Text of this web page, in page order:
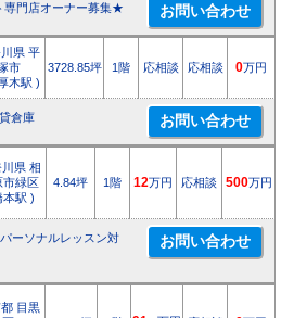
専門店オーナー募集★
県 平
市
木駅 )
3728.85坪 1階 応相談 応相談 0万円
倉庫
県 相
市緑区
本駅 )
4.84坪 1階 12万円 応相談 500万円
ーソナルレッスン対
目黒